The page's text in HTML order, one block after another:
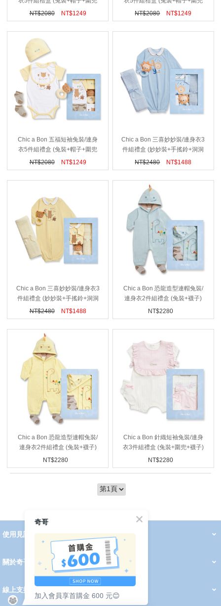
+襪子+手搖鈴)
NT$2080 NT$1249
+襪子+手搖鈴)
NT$2080 NT$1249
Chic a Bon 五福短袖兔裝/連身
衣5件組禮盒 (兔裝+帽子+圍兜
+襪子+手搖鈴)
NT$2080 NT$1249
Chic a Bon 三喜妙妙裝/連身衣3
件組禮盒 (妙妙裝+手搖鈴+洞洞
毯 小)
NT$2480 NT$1488
Chic a Bon 三喜妙妙裝/連身衣3
件組禮盒 (妙妙裝+手搖鈴+洞洞
毯 小)
NT$2480 NT$1488
Chic a Bon 恐龍造型連帽兔裝/
連身衣2件組禮盒 (兔裝+襪子)
NT$2280
Chic a Bon 恐龍造型連帽兔裝/
連身衣2件組禮盒 (兔裝+襪子)
NT$2280
Chic a Bon 針織短袖兔裝/連身
衣3件組禮盒 (兔裝+圍兜+襪子)
NT$2280
使用見證 線上DM
2026 PADDINGTON 春夏服飾
2026 Peter Rabbit 春夏服飾
2026 CHIC BASICS春夏服飾
2026 Chic“a”Bon 派對禮服系列
2026 Chic“a”Bon 春夏服飾
媽咪購物指南
關於奇哥
奇哥的故事
育兒資訊站
會員中心
會員權益說明
我的帳戶
訂單查詢
紅利點數
修改會員資料
活動報名
線上支援
奇哥
加入會員享首購金 600 元😊